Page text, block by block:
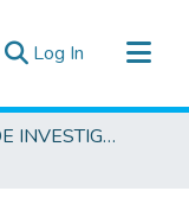
Log In (current)
TRABAJOS DE INVESTIGACIÓN